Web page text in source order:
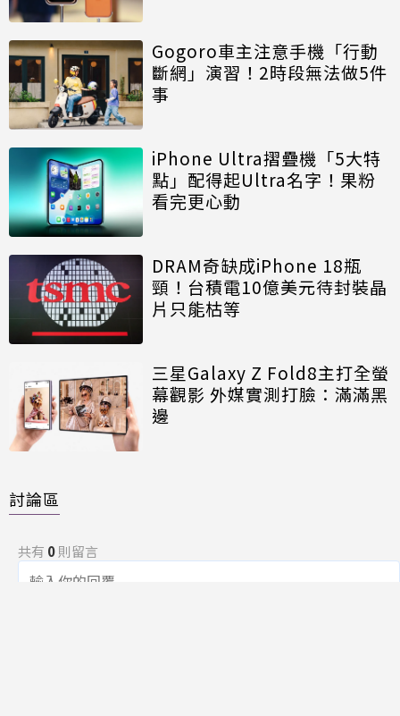
Gogoro車主注意手機「行動
斷網」演習！2時段無法做5件
事
iPhone Ultra摺疊機「5大特
點」配得起Ultra名字！果粉
看完更心動
DRAM奇缺成iPhone 18瓶
頸！台積電10億美元待封裝晶
片只能枯等
三星Galaxy Z Fold8主打全螢
幕觀影 外媒實測打臉：滿滿黑
邊
討論區
共有 0則留言